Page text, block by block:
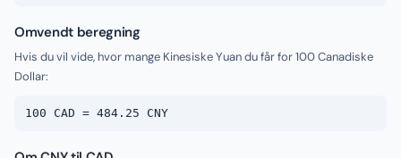
Omvendt beregning
Hvis du vil vide, hvor mange Kinesiske Yuan du får for 100 Canadiske
Dollar:
100 CAD = 484.25 CNY